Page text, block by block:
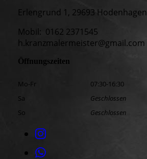
Erlengrund 1, 29693 Hodenhagen
Mobil: 0162 2371545
h.kranzmalermeister@gmail.com
Öffnungszeiten
Mo-Fr
07:30-16:30
Sa
Geschlossen
So
Geschlossen